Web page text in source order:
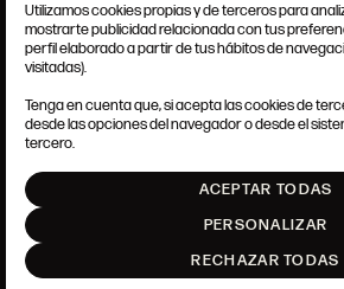
CONDICIONES
POLÍTICA DE
AJUSTE DE
Utilizamos cookies propias y de terceros para
mostrarte publicidad relacionada con tus
perfil elaborado a partir de tus hábitos de
visitadas).
Tenga en cuenta que, si acepta las cookies de
desde las opciones del navegador o desde el
tercero.
ACEPTAR TODAS
PERSONALIZAR
RECHAZAR TODAS